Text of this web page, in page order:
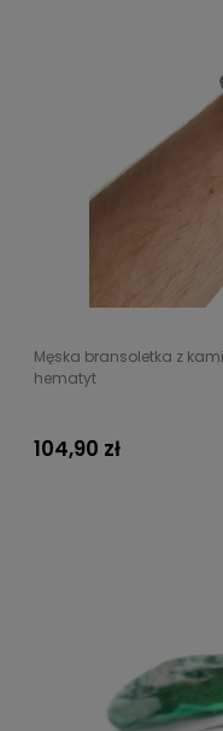
Męska bransoletka z
hematyt
104,90 zł